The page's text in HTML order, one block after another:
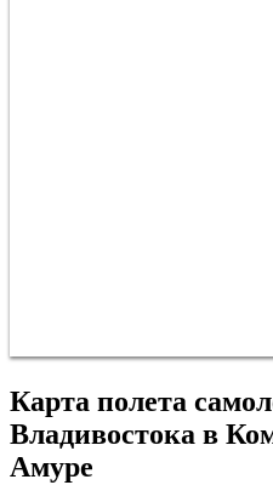
Карта полета
Владивостока в
Амуре